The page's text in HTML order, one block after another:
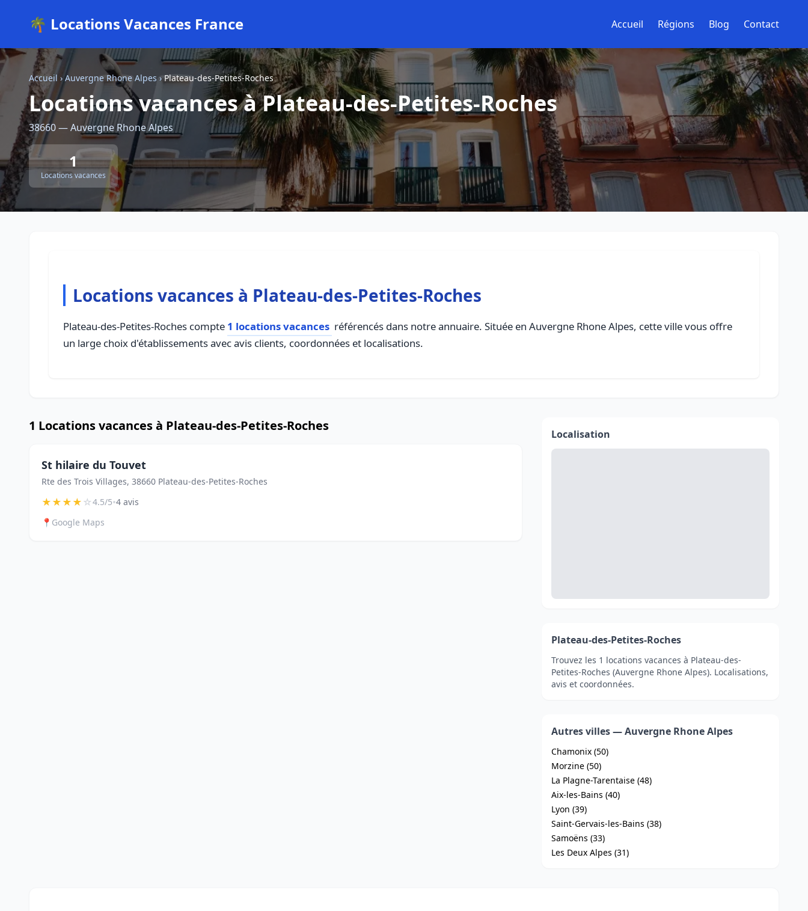
🌴 Locations Vacances France Accueil Régions Blog Contact
Accueil › Auvergne Rhone Alpes ›Plateau-des-Petites-Roches
Locations vacances à Plateau-des-Petites-Roches
38660 — Auvergne Rhone Alpes
1
Locations vacances
Locations vacances à Plateau-des-Petites-Roches
Plateau-des-Petites-Roches compte 1 locations vacances référencés dans notre annuaire. Située en Auvergne Rhone Alpes, cette ville vous offre
un large choix d'établissements avec avis clients, coordonnées et localisations.
1 Locations vacances à Plateau-des-Petites-Roches
St hilaire du Touvet
Rte des Trois Villages, 38660 Plateau-des-Petites-Roches
★★★★☆4.5/5•4 avis
📍 Google Maps
Localisation
Plateau-des-Petites-Roches
Trouvez les 1 locations vacances à Plateau-des-
Petites-Roches (Auvergne Rhone Alpes). Localisations,
avis et coordonnées.
Autres villes — Auvergne Rhone Alpes
Chamonix (50)
Morzine (50)
La Plagne-Tarentaise (48)
Aix-les-Bains (40)
Lyon (39)
Saint-Gervais-les-Bains (38)
Samoëns (33)
Les Deux Alpes (31)